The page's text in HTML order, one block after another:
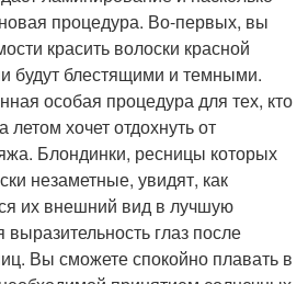
процедура. Во-первых, вы
красить волоски красной
будут блестящими и темными.
особая процедура для тех, кто
летом хочет отдохнуть от
Блондинки, ресницы которых
незаметные, увидят, как
их внешний вид в лучшую
выразительность глаз после
Вы сможете спокойно плавать в